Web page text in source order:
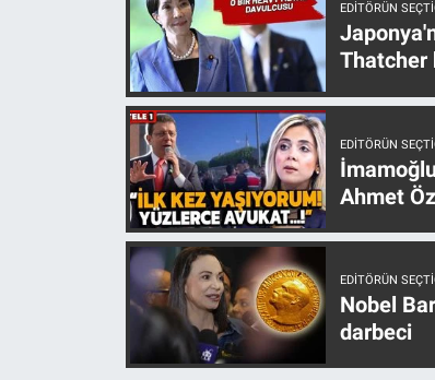
EDITÖRÜN
Thatcher
EDITÖRÜN
Ahmet
EDITÖRÜN
Nobel
darbeci
Koronavirüs
Kültür Sanat
Ne demişti